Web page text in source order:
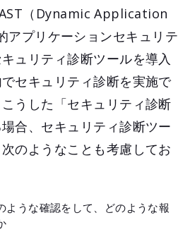
（Dynamic Application
プリケーションセキュリテ
ュリティ診断ツールを導入
セキュリティ診断を実施で
うした「セキュリティ診断
合、セキュリティ診断ツー
のようなことも考慮してお
ような確認をして、どのような報